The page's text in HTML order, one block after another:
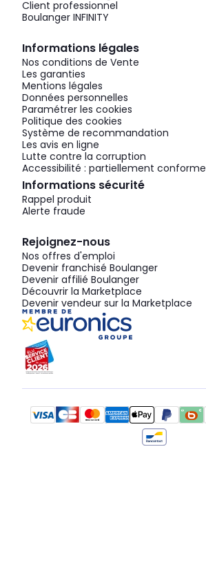
Client professionnel
Boulanger INFINITY
Informations légales
Nos conditions de Vente
Les garanties
Mentions légales
Données personnelles
Paramétrer les cookies
Politique des cookies
Système de recommandation
Les avis en ligne
Lutte contre la corruption
Accessibilité : partiellement conforme
Informations sécurité
Rappel produit
Alerte fraude
Rejoignez-nous
Nos offres d'emploi
Devenir franchisé Boulanger
Devenir affilié Boulanger
Découvrir la Marketplace
Devenir vendeur sur la Marketplace